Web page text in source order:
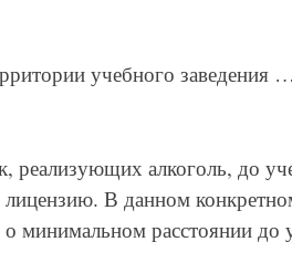
учебного заведения
реализующих алкоголь, до
В данном
о минимальном расстоянии до